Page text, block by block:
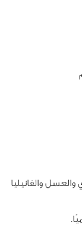
والفانيليا